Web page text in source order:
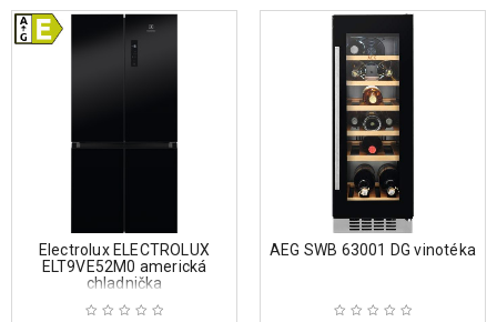
Electrolux ELECTROLUX
ELT9VE52M0 americká
chladnička
AEG SWB 63001 DG vinotéka